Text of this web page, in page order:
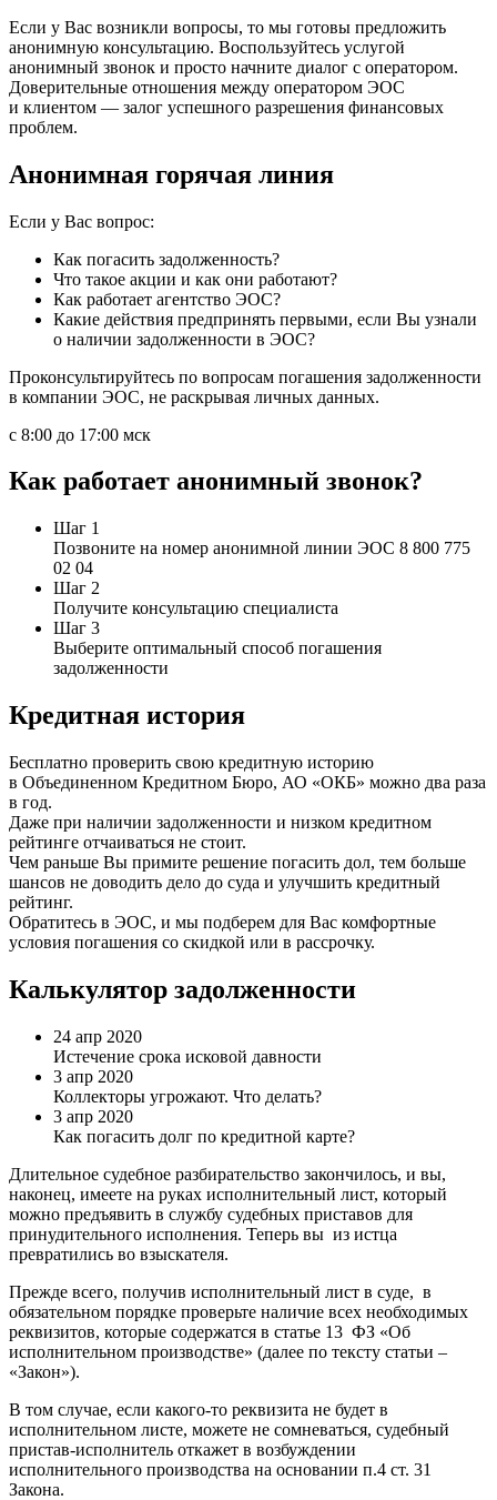
Если у Вас возникли вопросы, то мы готовы предложить
анонимную консультацию. Воспользуйтесь услугой
анонимный звонок и просто начните диалог с оператором.
Доверительные отношения между оператором ЭОС
и клиентом — залог успешного разрешения финансовых
проблем.
Анонимная горячая линия
Если у Вас вопрос:
Как погасить задолженность?
Что такое акции и как они работают?
Как работает агентство ЭОС?
Какие действия предпринять первыми, если Вы узнали
о наличии задолженности в ЭОС?
Проконсультируйтесь по вопросам погашения задолженности
в компании ЭОС, не раскрывая личных данных.
с 8:00 до 17:00 мск
Как работает анонимный звонок?
Шаг 1
Позвоните на номер анонимной линии ЭОС 8 800 775
02 04
Шаг 2
Получите консультацию специалиста
Шаг 3
Выберите оптимальный способ погашения
задолженности
Кредитная история
Бесплатно проверить свою кредитную историю
в Объединенном Кредитном Бюро, АО «ОКБ» можно два раза
в год.
Даже при наличии задолженности и низком кредитном
рейтинге отчаиваться не стоит.
Чем раньше Вы примите решение погасить дол, тем больше
шансов не доводить дело до суда и улучшить кредитный
рейтинг.
Обратитесь в ЭОС, и мы подберем для Вас комфортные
условия погашения со скидкой или в рассрочку.
Калькулятор задолженности
24 апр 2020
Истечение срока исковой давности
3 апр 2020
Коллекторы угрожают. Что делать?
3 апр 2020
Как погасить долг по кредитной карте?
Длительное судебное разбирательство закончилось, и вы,
наконец, имеете на руках исполнительный лист, который
можно предъявить в службу судебных приставов для
принудительного исполнения. Теперь вы из истца
превратились во взыскателя.
Прежде всего, получив исполнительный лист в суде, в
обязательном порядке проверьте наличие всех необходимых
реквизитов, которые содержатся в статье 13 ФЗ «Об
исполнительном производстве» (далее по тексту статьи –
«Закон»).
В том случае, если какого-то реквизита не будет в
исполнительном листе, можете не сомневаться, судебный
пристав-исполнитель откажет в возбуждении
исполнительного производства на основании п.4 ст. 31
Закона.